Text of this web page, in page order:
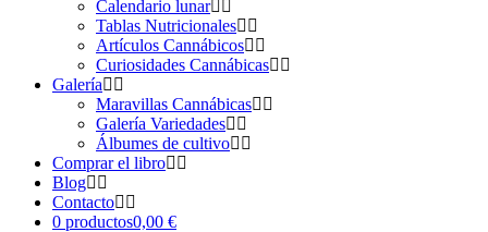
Calendario lunar
Tablas Nutricionales
Artículos Cannábicos
Curiosidades Cannábicas
Galería
Maravillas Cannábicas
Galería Variedades
Álbumes de cultivo
Comprar el libro
Blog
Contacto
0 productos0,00 €